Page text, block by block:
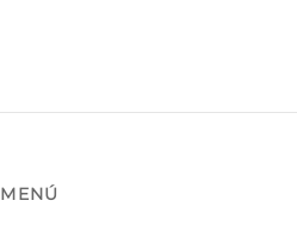
MENÚ